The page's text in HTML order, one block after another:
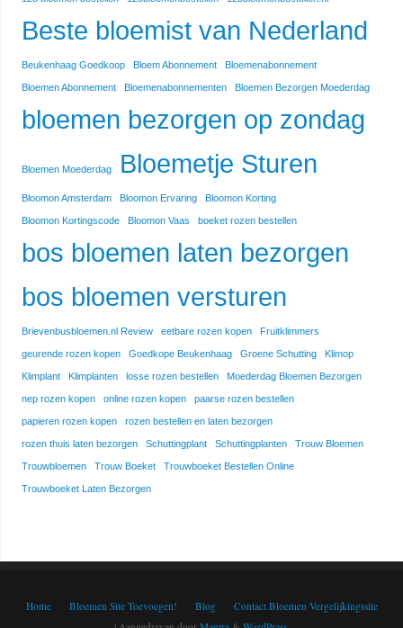
Beste bloemist van Nederland
Beukenhaag Goedkoop Bloem Abonnement Bloemenabonnement
Bloemen Abonnement Bloemenabonnementen Bloemen Bezorgen Moederdag
bloemen bezorgen op zondag
Bloemen Moederdag Bloemetje Sturen
Bloomon Amsterdam Bloomon Ervaring Bloomon Korting
Bloomon Kortingscode Bloomon Vaas boeket rozen bestellen
bos bloemen laten bezorgen
bos bloemen versturen
Brievenbusbloemen.nl Review eetbare rozen kopen Fruitklimmers
geurende rozen kopen Goedkope Beukenhaag Groene Schutting Klimop
Klimplant Klimplanten losse rozen bestellen Moederdag Bloemen Bezorgen
nep rozen kopen online rozen kopen paarse rozen bestellen
papieren rozen kopen rozen bestellen en laten bezorgen
rozen thuis laten bezorgen Schuttingplant Schuttingplanten Trouw Bloemen
Trouwbloemen Trouw Boeket Trouwboeket Bestellen Online
Trouwboeket Laten Bezorgen
Home Bloemen Site Toevoegen! Blog
Contact Bloemen Vergelijkingssite